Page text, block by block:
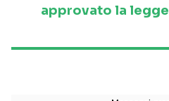
approvato la legge